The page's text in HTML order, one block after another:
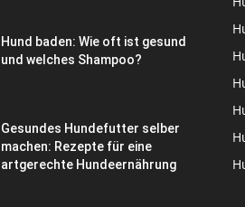
Hund baden: Wie oft ist gesund
und welches Shampoo?
Gesundes Hundefutter selber
machen: Rezepte für eine
artgerechte Hundeernährung